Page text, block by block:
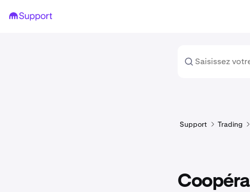
Support Trading